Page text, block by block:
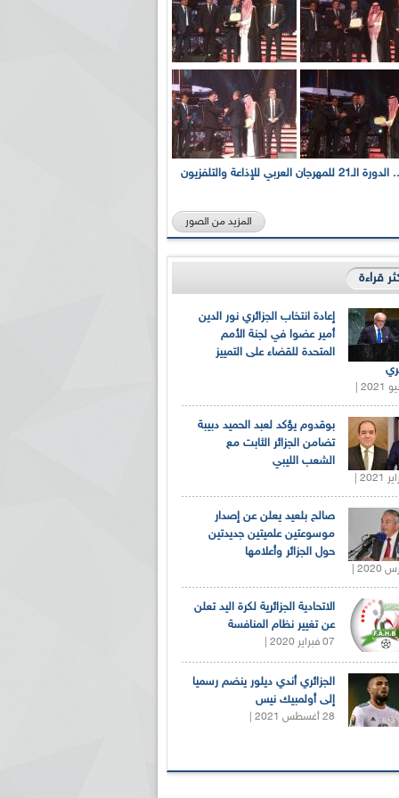
بالصور... الدورة الـ21 للمهرجان العربي للإذاعة والتلفزيون
المزيد من الصور
قراءة
إعادة انتخاب الجزائري نور الدين
أمير عضوا في لجنة الأمم
المتحدة للقضاء على التمييز
بوقدوم يؤكد لعبد الحميد دبيبة
تضامن الجزائر الثابت مع
الشعب الليبي
صالح بلعيد يعلن عن إصدار
موسوعتين علميتين جديدتين
حول الجزائر وأعلامها
الاتحادية الجزائرية لكرة اليد تعلن
عن تغيير نظام المنافسة
07 فبراير 2020 |
الجزائري أندي ديلور ينضم رسميا
إلى أولمبيك نيس
28 أغسطس 2021 |